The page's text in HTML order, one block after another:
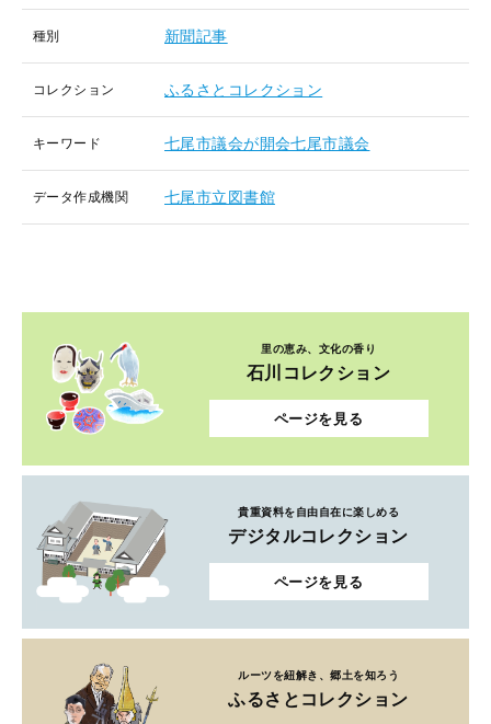
種別 新聞記事
コレクション ふるさとコレクション
キーワード 七尾市議会が開会七尾市議会
データ作成機関 七尾市立図書館
里の恵み、文化の香り
石川コレクション
ページを見る
貴重資料を自由自在に楽しめる
デジタルコレクション
ページを見る
ルーツを紐解き、郷土を知ろう
ふるさとコレクション